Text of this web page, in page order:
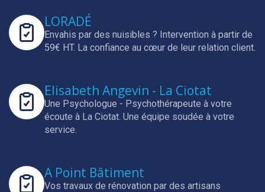
LORADÉ
Envahis par des nuisibles ? Intervention à partir de
59€ HT. La confiance au cœur de leur relation client.
Elisabeth Angevin - La Ciotat
Une Psychologue - Psychothérapeute à votre
écoute à La Ciotat. Une équipe soudée à votre
service.
A Point Bâtiment
Vos travaux de rénovation par des artisans